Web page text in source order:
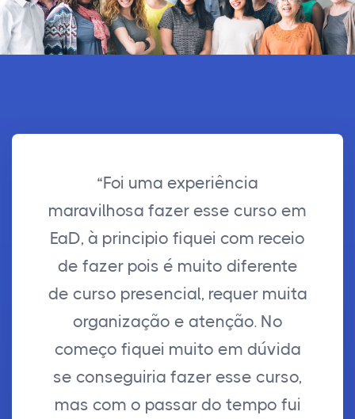
“Foi uma experiência
maravilhosa fazer esse curso em
EaD, à principio fiquei com receio
de fazer pois é muito diferente
de curso presencial, requer muita
organização e atenção. No
começo fiquei muito em dúvida
se conseguiria fazer esse curso,
mas com o passar do tempo fui